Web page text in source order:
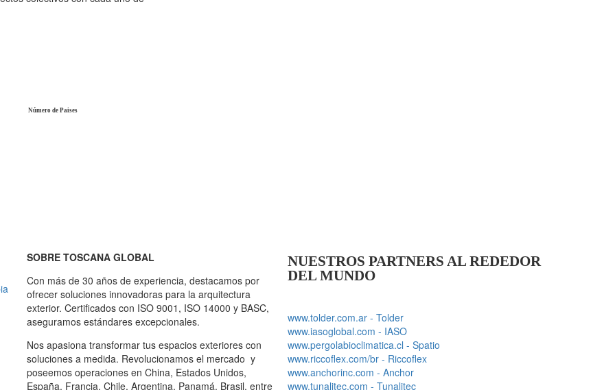
Número de Paises
SOBRE TOSCANA GLOBAL
Con más de 30 años de experiencia, destacamos por
ofrecer soluciones innovadoras para la arquitectura
exterior. Certificados con ISO 9001, ISO 14000 y BASC,
aseguramos estándares excepcionales.
Nos apasiona transformar tus espacios exteriores con
soluciones a medida. Revolucionamos el mercado y
poseemos operaciones en China, Estados Unidos,
España, Francia, Chile, Argentina, Panamá, Brasil, entre
NUESTROS PARTNERS AL REDEDOR
DEL MUNDO
www.tolder.com.ar - Tolder
www.iasoglobal.com - IASO
www.pergolabioclimatica.cl - Spatio
www.riccoflex.com/br - Riccoflex
www.anchorinc.com - Anchor
www.tunalitec.com - Tunalitec